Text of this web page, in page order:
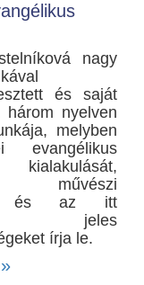
nagy
és saját
három nyelven
melyben
művészi
és az itt
jeles
írja le.
»